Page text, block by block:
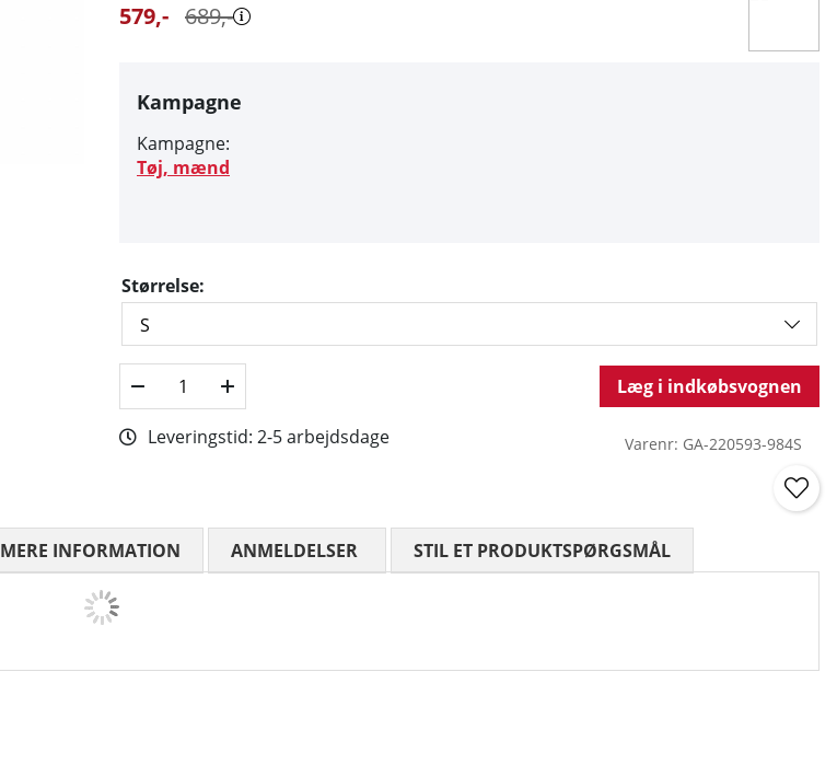
689,-
579,-
Kampagne
Kampagne:
Tøj, mænd
Størrelse:
Læg i indkøbsvognen
Leveringstid: 2-5 arbejdsdage Varenr: GA-220593-984S
MERE INFORMATION ANMELDELSER GENNEMSNITLIG VURDERING 0 UD AF 5 ANTAL
STIL ET PRODUKTSPØRGSMÅL